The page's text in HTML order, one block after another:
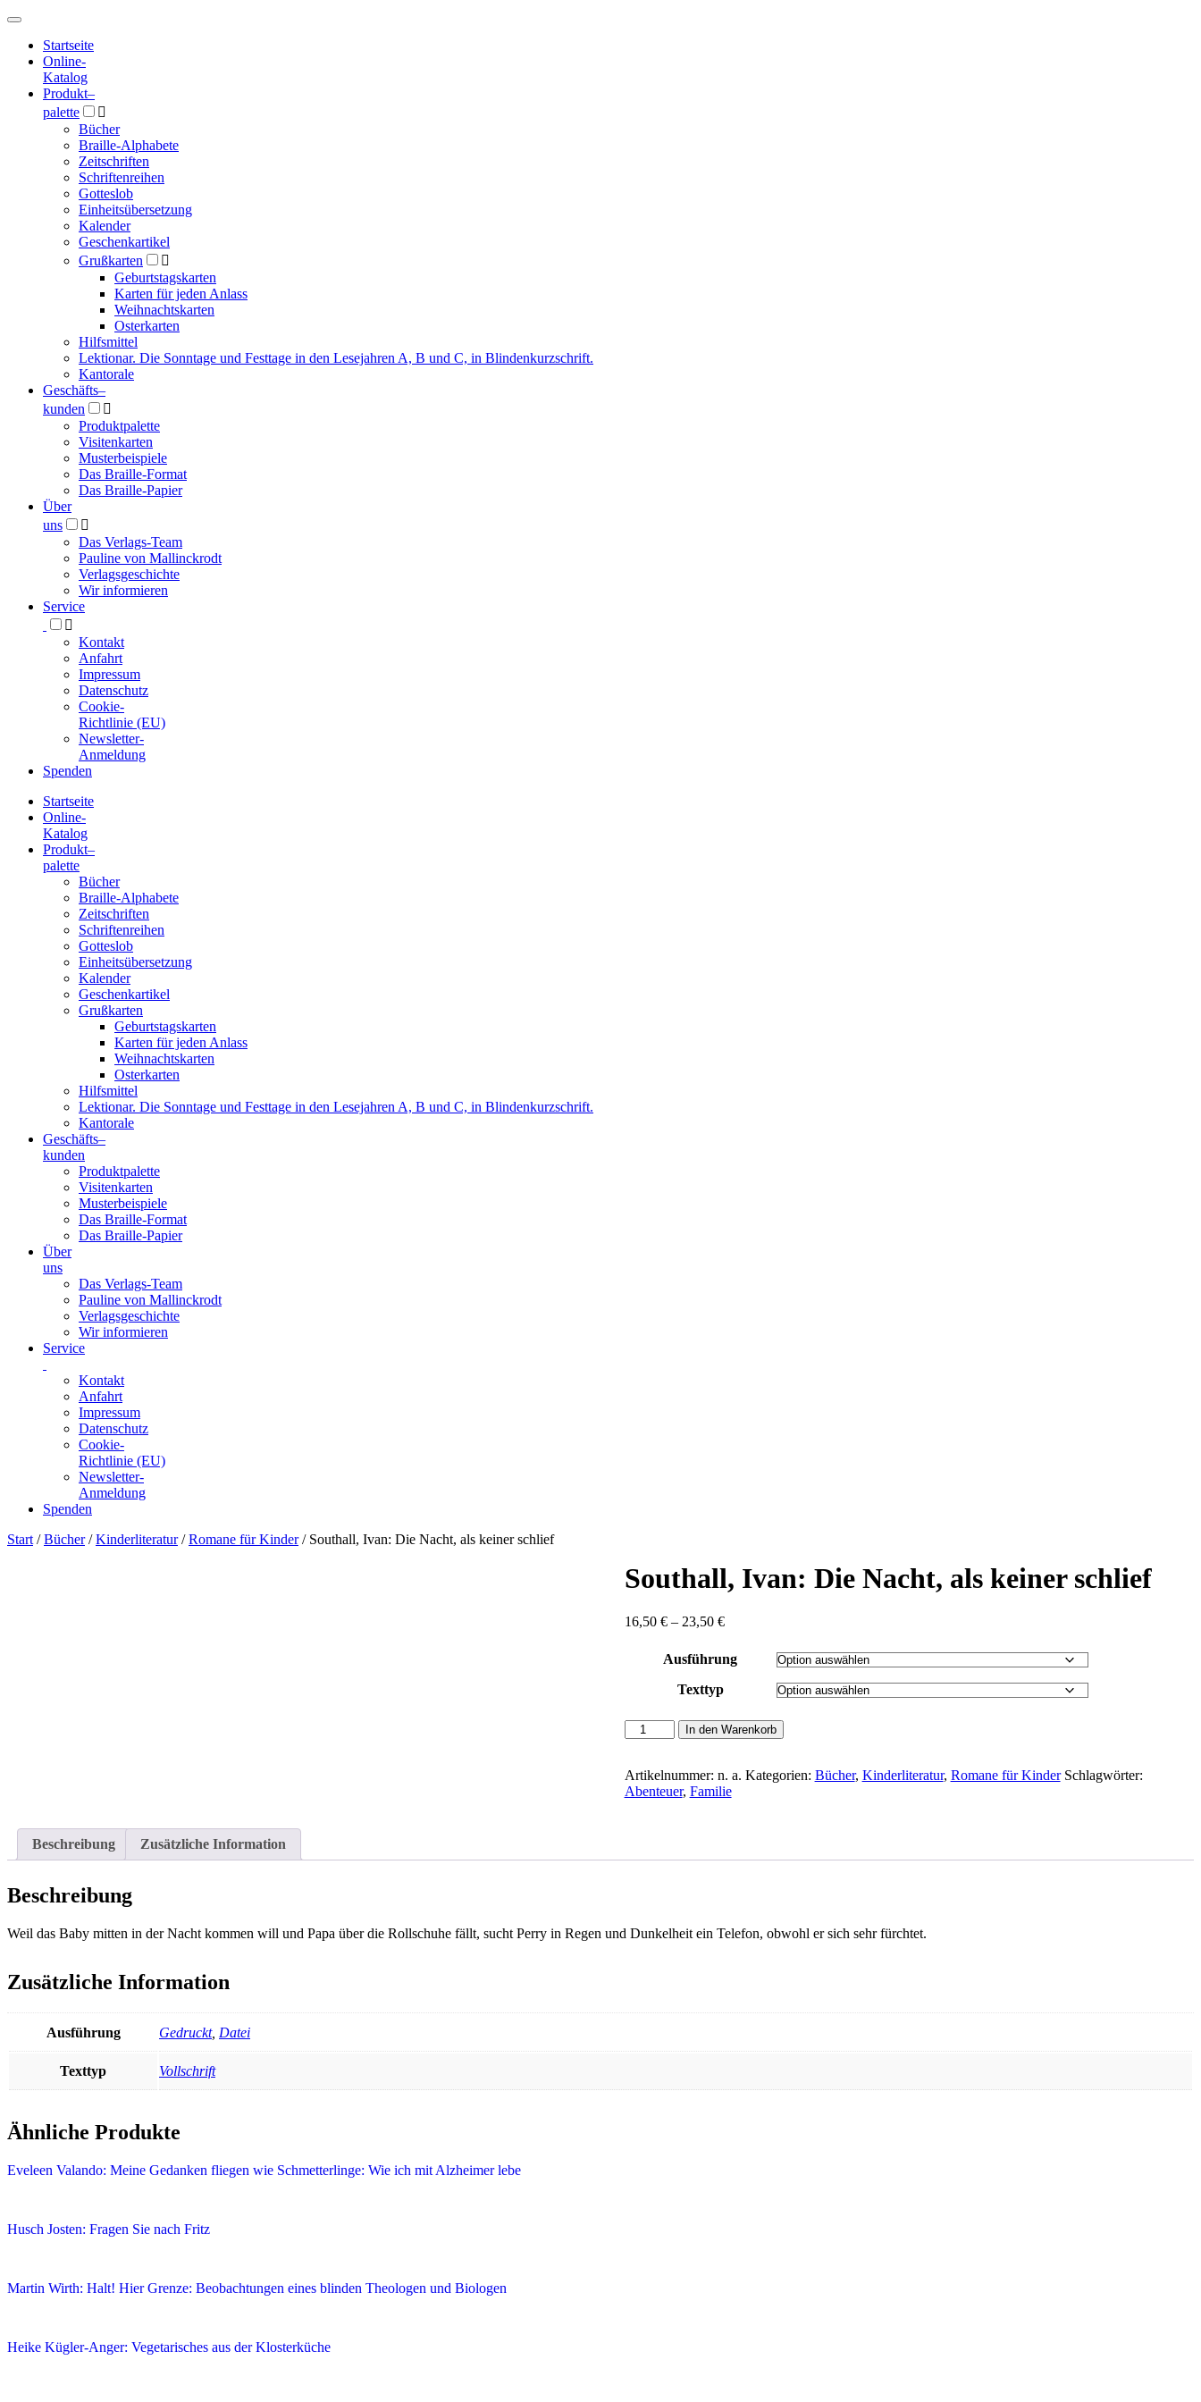
Hauptmenü
Hauptmenü
Startseite
Online-
Katalog
Produkt–
palette

Bücher
Braille-Alphabete
Zeitschriften
Schriftenreihen
Gotteslob
Einheitsübersetzung
Kalender
Geschenkartikel
Grußkarten

Geburtstagskarten
Karten für jeden Anlass
Weihnachtskarten
Osterkarten
Hilfsmittel
Lektionar. Die Sonntage und Festtage in den Lesejahren A, B und C, in Blindenkurzschrift.
Kantorale
Geschäfts­–
kunden

Produktpalette
Visitenkarten
Musterbeispiele
Das Braille-Format
Das Braille-Papier
Über
uns

Das Verlags-Team
Pauline von Mallinckrodt
Verlagsgeschichte
Wir informieren
Service

Kontakt
Anfahrt
Impressum
Datenschutz
Cookie-
Richtlinie (EU)
Newsletter-
Anmeldung
Spenden
Blindenschrift-
Verlag
Druckerei
gGmbH
Startseite
Online-
Katalog
Produkt–
palette
Bücher
Braille-Alphabete
Zeitschriften
Schriftenreihen
Gotteslob
Einheitsübersetzung
Kalender
Geschenkartikel
Grußkarten
Geburtstagskarten
Karten für jeden Anlass
Weihnachtskarten
Osterkarten
Hilfsmittel
Lektionar. Die Sonntage und Festtage in den Lesejahren A, B und C, in Blindenkurzschrift.
Kantorale
Geschäfts­–
kunden
Produktpalette
Visitenkarten
Musterbeispiele
Das Braille-Format
Das Braille-Papier
Über
uns
Das Verlags-Team
Pauline von Mallinckrodt
Verlagsgeschichte
Wir informieren
Service
Kontakt
Anfahrt
Impressum
Datenschutz
Cookie-
Richtlinie (EU)
Newsletter-
Anmeldung
Spenden
Skip
Start /Bücher/Kinderliteratur/Romane für Kinder/ Southall, Ivan: Die Nacht, als keiner schlief
Southall, Ivan: Die Nacht, als keiner schlief
16,50 € – 23,50 €Preisspanne:
bis
23,50 €
Ausführung
Texttyp
Southall,
Ivan:
Nacht,
als
In den Warenkorb
Artikelnummer: n. a. Kategorien: Bücher, Kinderliteratur, Romane für Kinder Schlagwörter:
Abenteuer, Familie
Beschreibung Zusätzliche Information
Beschreibung
Weil das Baby mitten in der Nacht kommen will und Papa über die Rollschuhe fällt, sucht Perry in Regen und Dunkelheit ein Telefon, obwohl er sich sehr fürchtet.
Zusätzliche Information
Ausführung Gedruckt, Datei
Texttyp Vollschrift
Ähnliche Produkte
Eveleen Valando: Meine Gedanken fliegen wie Schmetterlinge: Wie ich mit Alzheimer lebe
Husch Josten: Fragen Sie nach Fritz
Martin Wirth: Halt! Hier Grenze: Beobachtungen eines blinden Theologen und Biologen
Heike Kügler-Anger: Vegetarisches aus der Klosterküche